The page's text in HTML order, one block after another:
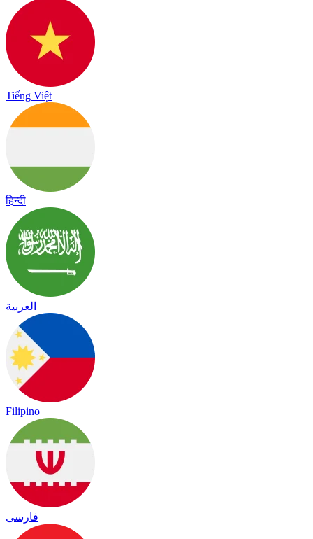
Tiếng Việt
हिन्दी
العربية
Filipino
فارسی